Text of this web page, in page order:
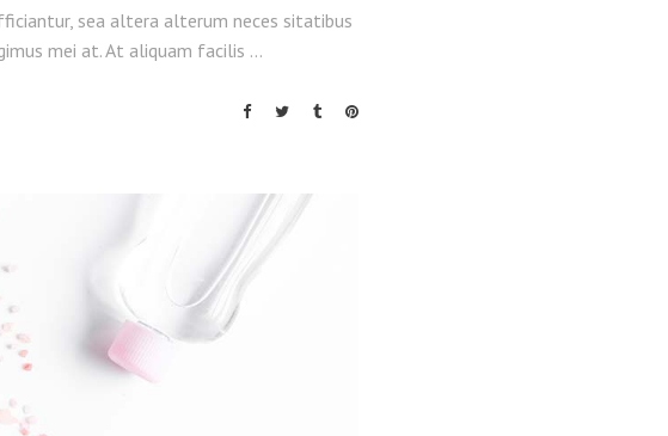
sea altera alterum neces sitatibus
mei at. At aliquam facilis